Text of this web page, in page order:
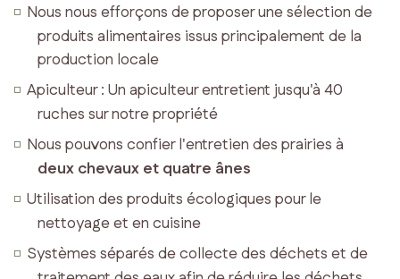
terrasse
RESTAURANT
PISCINE
PARQUE
VACANCES
EN
TOSCANE
ACCÈS
Nous nous efforçons de proposer une sélection de
produits alimentaires issus principalement de la
production locale
Apiculteur : Un apiculteur entretient jusqu'à 40
ruches sur notre propriété
Nous pouvons confier l'entretien des prairies à
deux chevaux et quatre ânes
Utilisation des produits écologiques pour le
nettoyage et en cuisine
Systèmes séparés de collecte des déchets et de